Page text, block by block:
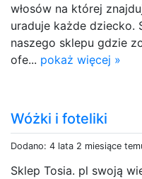
włosów na której
uraduje każde dziecko.
naszego sklepu gdzie
ofe... pokaż więcej »
Wóżki i foteliki
Dodano: 4 lata 2 miesiące
Sklep Tosia. pl swoją